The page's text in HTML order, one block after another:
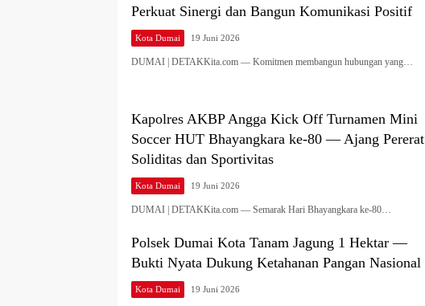
Perkuat Sinergi dan Bangun Komunikasi Positif
Kota Dumai 19 Juni 2026
DUMAI | DETAKKita.com — Komitmen membangun hubungan yang…
Kapolres AKBP Angga Kick Off Turnamen Mini
Soccer HUT Bhayangkara ke-80 — Ajang Pererat
Soliditas dan Sportivitas
Kota Dumai 19 Juni 2026
DUMAI | DETAKKita.com — Semarak Hari Bhayangkara ke-80…
Polsek Dumai Kota Tanam Jagung 1 Hektar —
Bukti Nyata Dukung Ketahanan Pangan Nasional
Kota Dumai 19 Juni 2026